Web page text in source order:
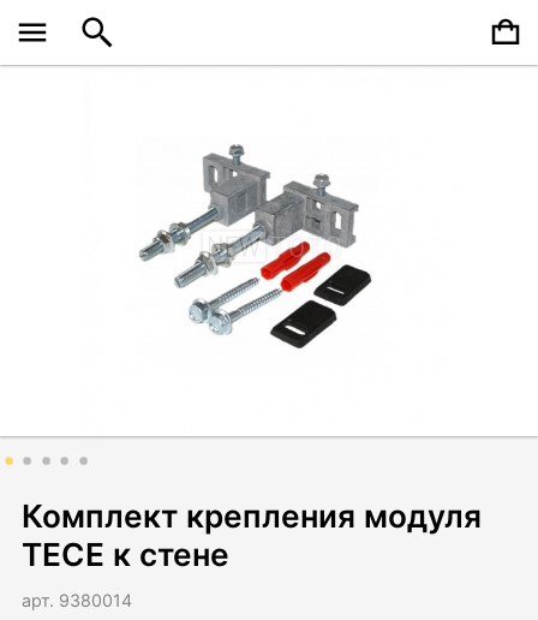
Комплект крепления модуля
TECE к стене
арт. 9380014